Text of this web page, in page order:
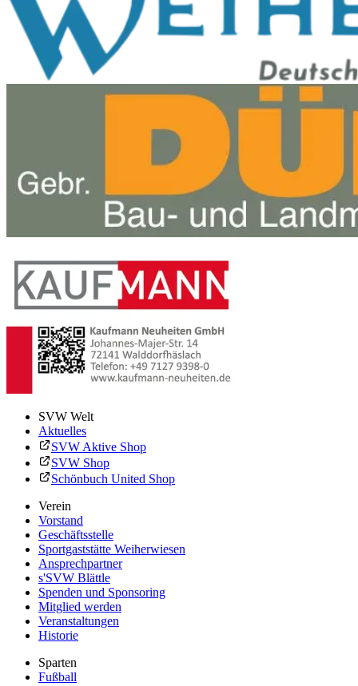
SVW Welt
Aktuelles
SVW Aktive Shop
SVW Shop
Schönbuch United Shop
Verein
Vorstand
Geschäftsstelle
Sportgaststätte Weiherwiesen
Ansprechpartner
s'SVW Blättle
Spenden und Sponsoring
Mitglied werden
Veranstaltungen
Historie
Sparten
Fußball